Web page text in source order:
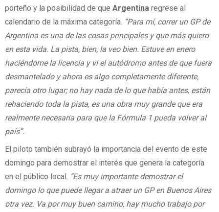
porteño y la posibilidad de que Argentina regrese al
calendario de la máxima categoría. “Para mí, correr un GP de
Argentina es una de las cosas principales y que más quiero
en esta vida. La pista, bien, la veo bien. Estuve en enero
haciéndome la licencia y vi el autódromo antes de que fuera
desmantelado y ahora es algo completamente diferente,
parecía otro lugar; no hay nada de lo que había antes, están
rehaciendo toda la pista, es una obra muy grande que era
realmente necesaria para que la Fórmula 1 pueda volver al
país”.
El piloto también subrayó la importancia del evento de este
domingo para demostrar el interés que genera la categoría
en el público local. “Es muy importante demostrar el
domingo lo que puede llegar a atraer un GP en Buenos Aires
otra vez. Va por muy buen camino, hay mucho trabajo por